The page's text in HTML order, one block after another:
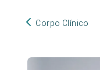
Corpo Clínico